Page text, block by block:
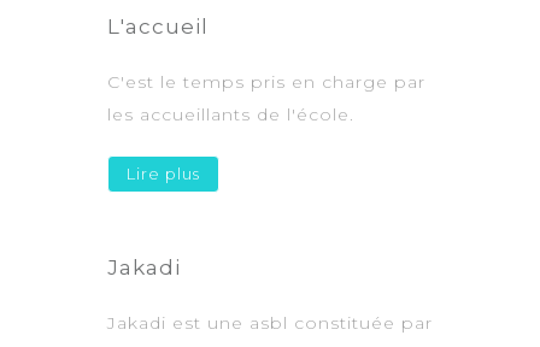
L'accueil
C'est le temps pris en charge par
les accueillants de l'école.
Lire plus
Jakadi
Jakadi est une asbl constituée par